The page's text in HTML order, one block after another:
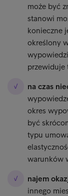
może być
stanowi
konieczne
określony
przewiduje
na czas
okres
być
typu
warunków
najem
innego